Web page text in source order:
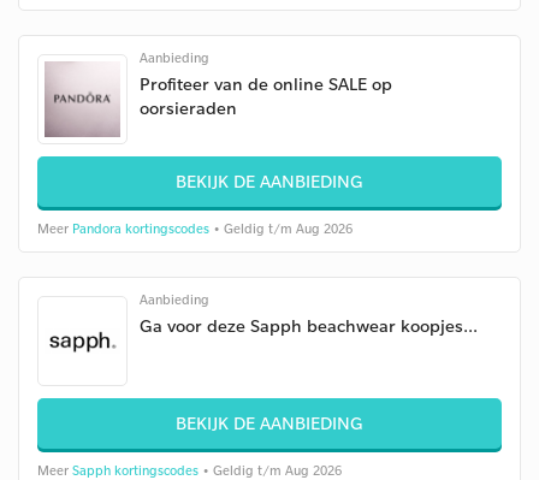
Aanbieding
Profiteer van de online SALE op
oorsieraden
BEKIJK DE AANBIEDING
Meer Pandora kortingscodes • Geldig t/m Aug 2026
Aanbieding
Ga voor deze Sapph beachwear koopjes...
BEKIJK DE AANBIEDING
Meer Sapph kortingscodes • Geldig t/m Aug 2026